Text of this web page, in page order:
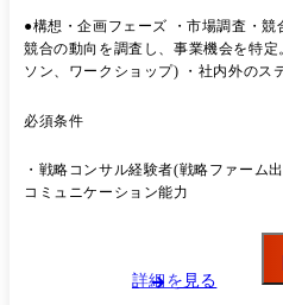
●構想・企画フェーズ ・市場調査・競
競合の動向を調査し、事業機会を特
ソン、ワークショップ) ・社内外のス
などを整理(例:ビジネスモデルキャン
証。 ・ユーザーインタビュー・プロ
たプロトタイプの作成とフィードバ
拡大フェーズ ・事業計画書の作成支
料、資金調達用のピッチ資料など。
ゲティング、チャネル戦略、プロモ
必須条件
・戦略コンサル経験者(戦略ファーム
コミュニケーション能力
詳細を見る